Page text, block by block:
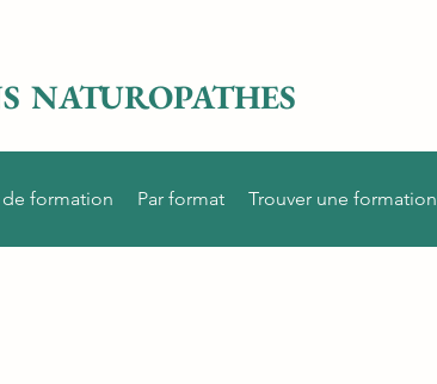
NATUROPATHES
de formation Par format Trouver une formation